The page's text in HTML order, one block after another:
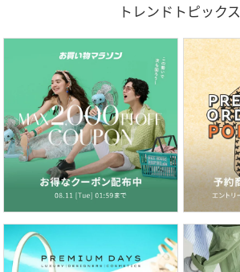
トレンドトピックス